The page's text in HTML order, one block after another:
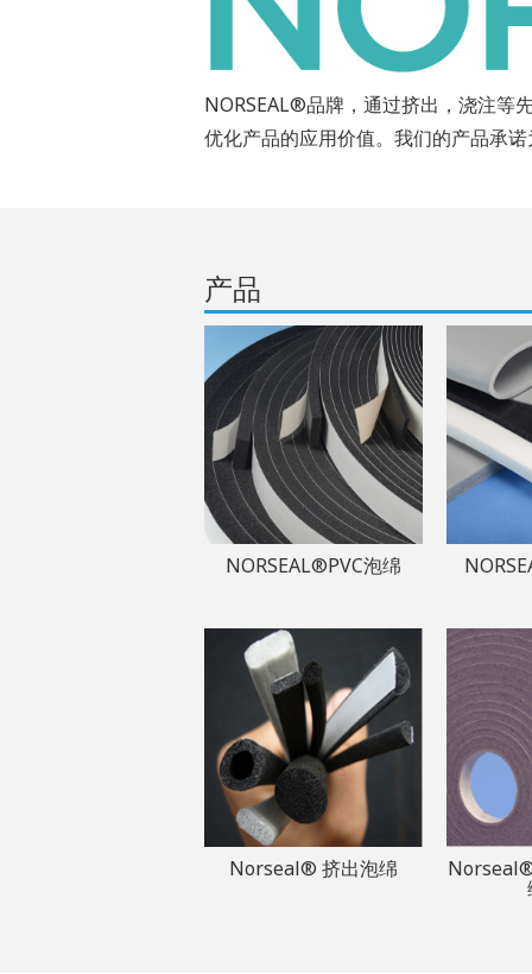
NORSEAL®品牌，通过挤出，浇注等
优化产品的应用价值。我们的产品承
产品
NORSEAL®PVC泡绵
Norseal® 挤出泡绵